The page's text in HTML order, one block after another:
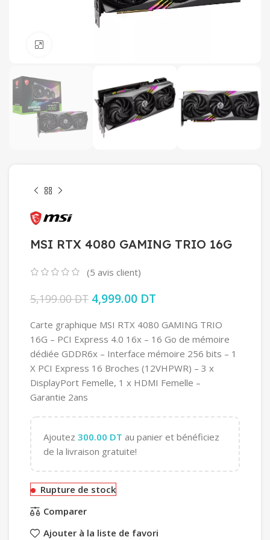
MSI RTX 4080 GAMING TRIO 16G
(5 avis client)
5,199.00DT Le prix initial était : 5,199.00 DT.
4,999.00 DT
Carte graphique MSI RTX 4080 GAMING TRIO
16G – PCI Express 4.0 16x – 16 Go de mémoire
dédiée GDDR6x – Interface mémoire 256 bits – 1
X PCI Express 16 Broches (12VHPWR) – 3 x
DisplayPort Femelle, 1 x HDMI Femelle –
Garantie 2ans
Ajoutez 300.00 DT au panier et bénéficiez
de la livraison gratuite!
Rupture de stock
Comparer
Ajouter à la liste de favori